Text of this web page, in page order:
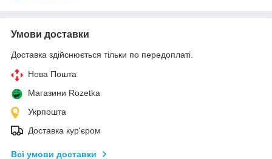
Умови доставки
Доставка здійснюється тільки по передоплаті.
Нова Пошта
Магазини Rozetka
Укрпошта
Доставка кур'єром
Всі умови доставки